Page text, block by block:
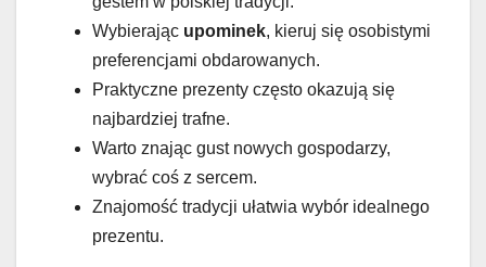
Wybierając upominek, kieruj się osobistymi
preferencjami obdarowanych.
Praktyczne prezenty często okazują się
najbardziej trafne.
Warto znając gust nowych gospodarzy,
wybrać coś z sercem.
Znajomość tradycji ułatwia wybór idealnego
prezentu.